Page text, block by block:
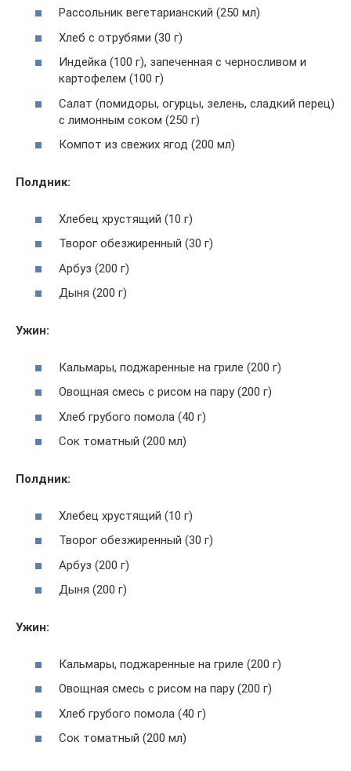
Рассольник вегетарианский (250 мл)
Хлеб с отрубями (30 г)
Индейка (100 г), запеченная с черносливом и
картофелем (100 г)
Салат (помидоры, огурцы, зелень, сладкий перец)
с лимонным соком (250 г)
Компот из свежих ягод (200 мл)
Полдник:
Хлебец хрустящий (10 г)
Творог обезжиренный (30 г)
Арбуз (200 г)
Дыня (200 г)
Ужин:
Кальмары, поджаренные на гриле (200 г)
Овощная смесь с рисом на пару (200 г)
Хлеб грубого помола (40 г)
Сок томатный (200 мл)
Полдник:
Хлебец хрустящий (10 г)
Творог обезжиренный (30 г)
Арбуз (200 г)
Дыня (200 г)
Ужин:
Кальмары, поджаренные на гриле (200 г)
Овощная смесь с рисом на пару (200 г)
Хлеб грубого помола (40 г)
Сок томатный (200 мл)